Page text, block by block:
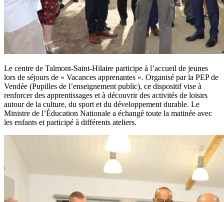
Le centre de Talmont-Saint-Hilaire participe à l’accueil de jeunes
lors de séjours de « Vacances apprenantes ». Organisé par la PEP de
Vendée (Pupilles de l’enseignement public), ce dispositif vise à
renforcer des apprentissages et à découvrir des activités de loisirs
autour de la culture, du sport et du développement durable. Le
Ministre de l’Éducation Nationale a échangé toute la matinée avec
les enfants et participé à différents ateliers.